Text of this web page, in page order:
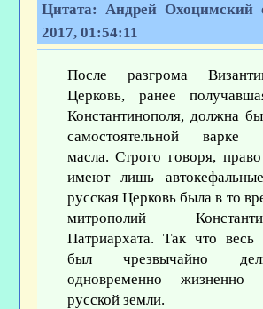
Цитата: Андрей Охоцимский
2017, 01:54:11
После разгрома
Церковь, ранее
Константинополя, должна
самостоятельной варке
масла. Строго говоря,
имеют лишь
русская Церковь была в то
митрополий
Патриархата. Так что весь
был чрезвычайно
одновременно
русской земли.